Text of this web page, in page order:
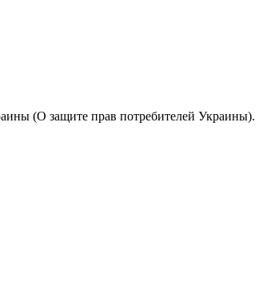
(О защите прав потребителей Украины).